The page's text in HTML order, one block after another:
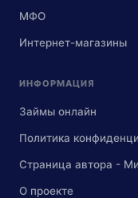
МФО
Интернет-магазины
ИНФОРМАЦИЯ
Займы онлайн
Политика
Страница автора -
О проекте